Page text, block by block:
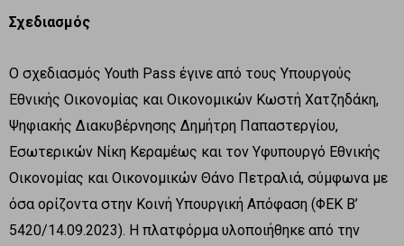
Σχεδιασμός
Ο σχεδιασμός Youth Pass έγινε από τους Υπουργούς
Εθνικής Οικονομίας και Οικονομικών Κωστή Χατζηδάκη,
Ψηφιακής Διακυβέρνησης Δημήτρη Παπαστεργίου,
Εσωτερικών Νίκη Κεραμέως και τον Υφυπουργό Εθνικής
Οικονομίας και Οικονομικών Θάνο Πετραλιά, σύμφωνα με
όσα ορίζοντα στην Κοινή Υπουργική Απόφαση (ΦΕΚ Β’
5420/14.09.2023). Η πλατφόρμα υλοποιήθηκε από την